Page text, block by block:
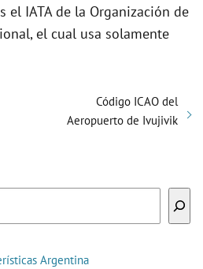
el IATA de la Organización de
el cual usa solamente
Código ICAO del
Aeropuerto de Ivujivik
Argentina